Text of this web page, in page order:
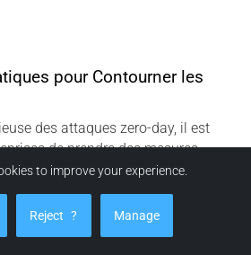
pour Contourner les
des attaques zero-day, il est
de prendre des mesures
devenir une cible. Cela inclut non
régulière de mises à jour et de
de stratégies de défense en
difficile l’accès à des secrets
to improve your experience.
Reject ? Manage